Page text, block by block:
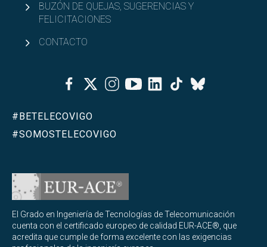
BUZÓN DE QUEJAS, SUGERENCIAS Y
FELICITACIONES
CONTACTO
FacebookTwitterInstagramYoutubeLinkedinTiktok
Bluesky
#BETELECOVIGO
#SOMOSTELECOVIGO
El Grado en Ingeniería de Tecnologías de Telecomunicación
cuenta con el certificado europeo de calidad EUR-ACE®, que
acredita que cumple de forma excelente con las exigencias